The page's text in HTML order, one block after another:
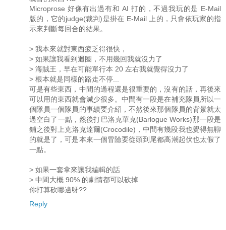
Microprose 好像有出過有和 AI 打的，不過我玩的是 E-Mail
版的，它的judge(裁判)是掛在 E-Mail 上的，只會依玩家的指
示來判斷每回合的結果。
> 我本來就對東西疲乏得很快，
> 如果讓我看到迴圈，不用幾回我就沒力了
> 海賊王，早在可能單行本 20 左右我就覺得沒力了
> 根本就是同樣的路走不停...
可是有些東西，中間的過程還是很重要的，沒有的話，再後來
可以用的東西就會減少很多。中間有一段是在補充隊員所以一
個隊員一個隊員的事績要介紹，不然後來那個隊員的背景就太
過空白了一點，然後打巴洛克華克(Barlogue Works)那一段是
鋪之後對上克洛克達爾(Crocodile)，中間有幾段我也覺得無聊
的就是了，可是本來一個冒險要從頭到尾都高潮起伏也太假了
一點。
> 如果一套拿來讓我編輯的話
> 中間大概 90% 的劇情都可以砍掉
你打算砍哪邊呀??
Reply